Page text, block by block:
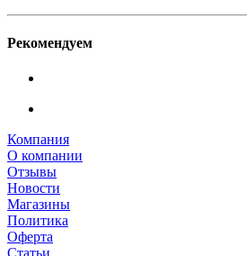
Рекомендуем
Компания
О компании
Отзывы
Новости
Магазины
Политика
Оферта